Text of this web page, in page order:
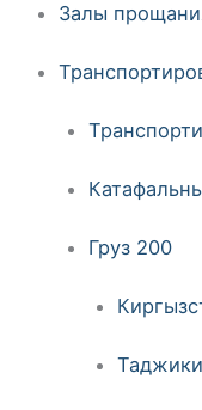
Залы
Груз 200